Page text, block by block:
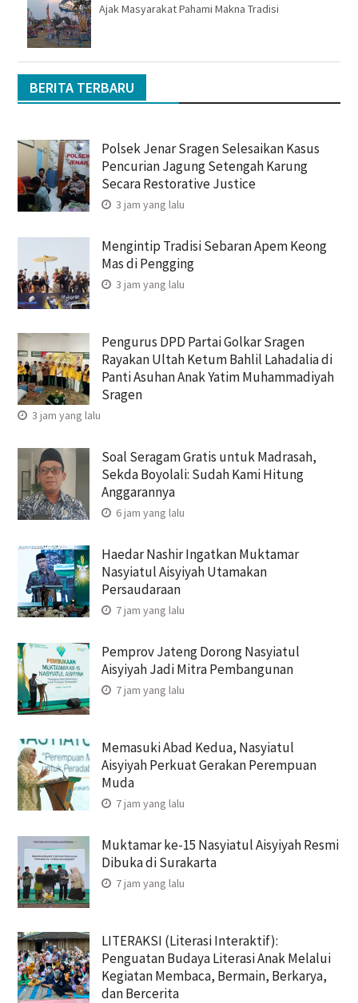
Ajak Masyarakat Pahami Makna Tradisi
BERITA TERBARU
Polsek Jenar Sragen Selesaikan Kasus
Pencurian Jagung Setengah Karung
Secara Restorative Justice
3 jam yang lalu
Mengintip Tradisi Sebaran Apem Keong
Mas di Pengging
3 jam yang lalu
Pengurus DPD Partai Golkar Sragen
Rayakan Ultah Ketum Bahlil Lahadalia di
Panti Asuhan Anak Yatim Muhammadiyah
Sragen
3 jam yang lalu
Soal Seragam Gratis untuk Madrasah,
Sekda Boyolali: Sudah Kami Hitung
Anggarannya
6 jam yang lalu
Haedar Nashir Ingatkan Muktamar
Nasyiatul Aisyiyah Utamakan
Persaudaraan
7 jam yang lalu
Pemprov Jateng Dorong Nasyiatul
Aisyiyah Jadi Mitra Pembangunan
7 jam yang lalu
Memasuki Abad Kedua, Nasyiatul
Aisyiyah Perkuat Gerakan Perempuan
Muda
7 jam yang lalu
Muktamar ke-15 Nasyiatul Aisyiyah Resmi
Dibuka di Surakarta
7 jam yang lalu
LITERAKSI (Literasi Interaktif):
Penguatan Budaya Literasi Anak Melalui
Kegiatan Membaca, Bermain, Berkarya,
dan Bercerita